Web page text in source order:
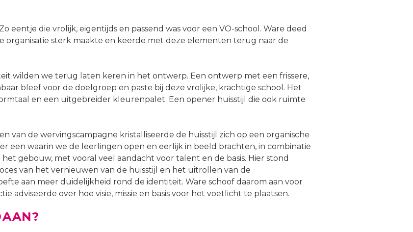
eentje die vrolijk, eigentijds en passend was voor een VO-school. Ware deed
organisatie sterk maakte en keerde met deze elementen terug naar de
wilden we terug laten keren in het ontwerp. Een ontwerp met een frissere,
bleef voor de doelgroep en paste bij deze vrolijke, krachtige school. Het
en een uitgebreider kleurenpalet. Een opener huisstijl die ook ruimte
van de wervingscampagne kristalliseerde de huisstijl zich op een organische
een waarin we de leerlingen open en eerlijk in beeld brachten, in combinatie
gebouw, met vooral veel aandacht voor talent en de basis. Hier stond
van het vernieuwen van de huisstijl en het uitrollen van de
aan meer duidelijkheid rond de identiteit. Ware schoof daarom aan voor
adviseerde over hoe visie, missie en basis voor het voetlicht te plaatsen.